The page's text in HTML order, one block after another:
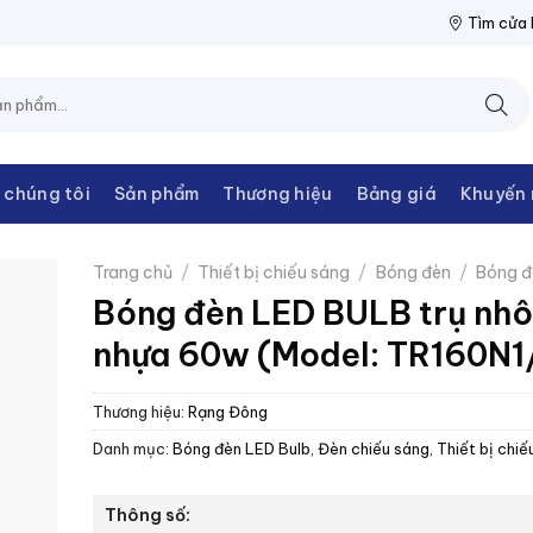
NPP
Tìm cửa
chúng tôi Sản phẩm Thương hiệu Bảng giá Khuyến
Trang chủ / Thiết bị chiếu sáng / Bóng đèn / Bóng
Bóng đèn LED BULB trụ
nhựa 60w (Model:
Thương hiệu: Rạng Đông
Danh mục: Bóng đèn LED Bulb Đèn chiếu sáng Thiết bị
Thông số: